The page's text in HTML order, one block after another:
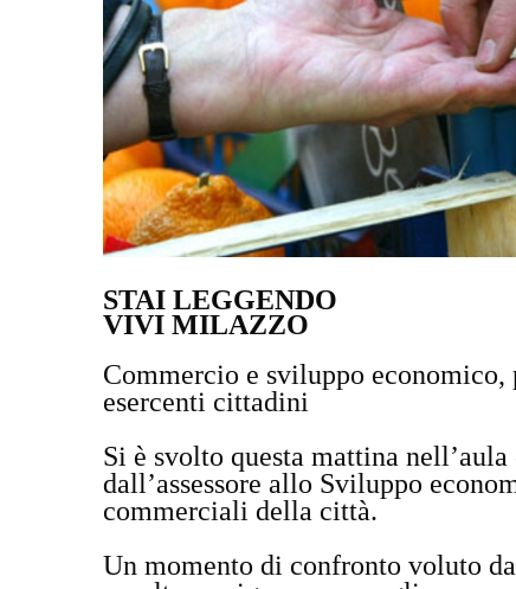
STAI LEGGENDO
VIVI MILAZZO
Commercio e sviluppo
esercenti cittadini
Si è svolto questa mattina
dall’assessore allo Sviluppo
commerciali della città.
Un momento di confronto voluto